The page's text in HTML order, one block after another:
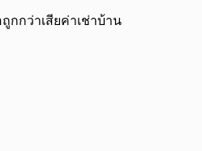
กกว่าเสียค่าเช่าบ้าน